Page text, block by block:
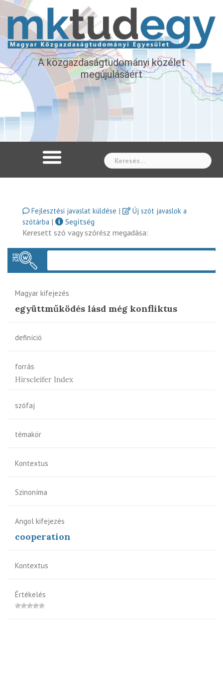
A közgazdaságtudományi közélet
megújulásáért
Fejlesztési javaslat küldése |
Új szót javaslok a
szótárba |
Segítség
Keresett szó vagy szórész megadása:
Magyar kifejezés
együttműködés lásd még konfliktus
definíció
forrás
Hirscleifer Index
szófaj
témakör
Kontextus
Szinoníma
Angol kifejezés
cooperation
Kontextus
Értékelés